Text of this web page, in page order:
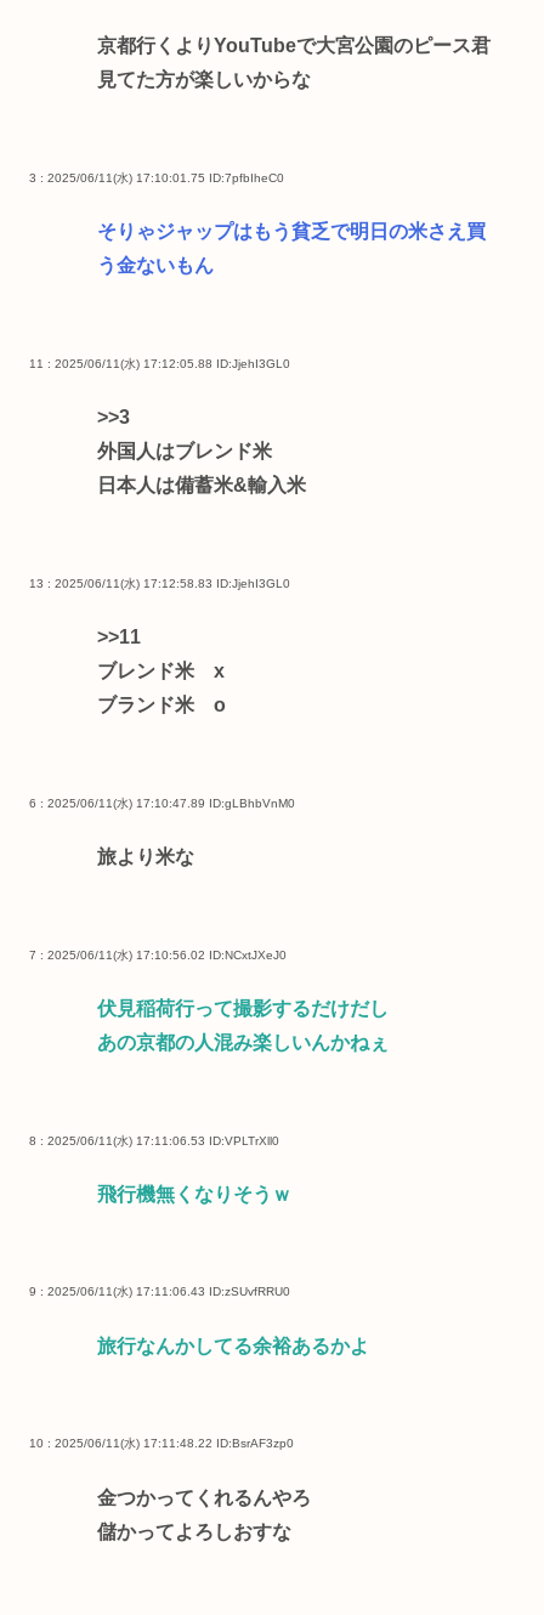
京都行くよりYouTubeで大宮公園のピース君
見てた方が楽しいからな
3 : 2025/06/11(水) 17:10:01.75 ID:7pfbIheC0
そりゃジャップはもう貧乏で明日の米さえ買
う金ないもん
11 : 2025/06/11(水) 17:12:05.88 ID:JjehI3GL0
>>3
外国人はブレンド米
日本人は備蓄米&輸入米
13 : 2025/06/11(水) 17:12:58.83 ID:JjehI3GL0
>>11
ブレンド米 x
ブランド米 o
6 : 2025/06/11(水) 17:10:47.89 ID:gLBhbVnM0
旅より米な
7 : 2025/06/11(水) 17:10:56.02 ID:NCxtJXeJ0
伏見稲荷行って撮影するだけだし
あの京都の人混み楽しいんかねぇ
8 : 2025/06/11(水) 17:11:06.53 ID:VPLTrXll0
飛行機無くなりそうｗ
9 : 2025/06/11(水) 17:11:06.43 ID:zSUvfRRU0
旅行なんかしてる余裕あるかよ
10 : 2025/06/11(水) 17:11:48.22 ID:BsrAF3zp0
金つかってくれるんやろ
儲かってよろしおすな